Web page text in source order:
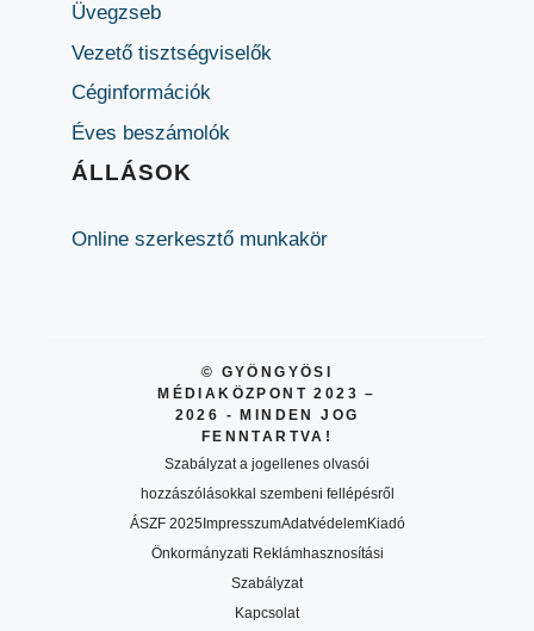
Üvegzseb
Vezető tisztségviselők
Céginformációk
Éves beszámolók
ÁLLÁSOK
Online szerkesztő munkakör
© GYÖNGYÖSI
MÉDIAKÖZPONT 2023 –
2026 - MINDEN JOG
FENNTARTVA!
Szabályzat a jogellenes olvasói
hozzászólásokkal szembeni fellépésről
ÁSZF 2025ImpresszumAdatvédelemKiadó
Önkormányzati Reklámhasznosítási
Szabályzat
Kapcsolat